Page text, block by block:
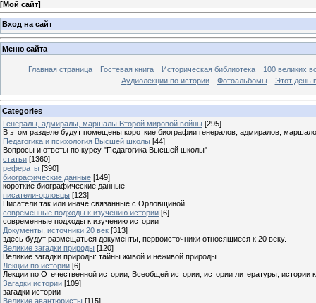
[Мой сайт]
Вход на сайт
Меню сайта
Главная страница Гостевая книга Историческая библиотека
100 великих
Аудиолекции по истории
Фотоальбомы Этот день
Categories
Генералы, адмиралы, маршалы Второй мировой войны [295]
В этом разделе будут помещены короткие биографии генералов, адмиралов,
Педагогика и психология Высшей школы [44]
Вопросы и ответы по курсу "Педагогика Высшей школы"
статьи [1360]
рефераты [390]
биографические данные [149]
короткие биографические данные
писатели-орловцы [123]
Писатели так или иначе связанные с Орловщиной
современные подходы к изучению истории [6]
современные подходы к изучению истории
Документы, источники 20 век [313]
здесь будут размещаться документы, первоисточники относящиеся к 20 веку.
Великие загадки природы [120]
Великие загадки природы: тайны живой и неживой природы
Лекции по истории [6]
Лекции по Отечественной истории, Всеобщей истории, истории литературы, истории
Загадки истории [109]
загадки истории
Великие авантюристы [115]